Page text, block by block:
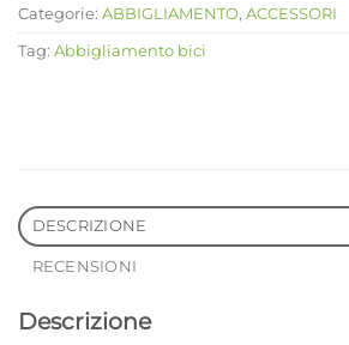
Categorie: ABBIGLIAMENTO, ACCESSORI
Tag: Abbigliamento bici
DESCRIZIONE
RECENSIONI
Descrizione